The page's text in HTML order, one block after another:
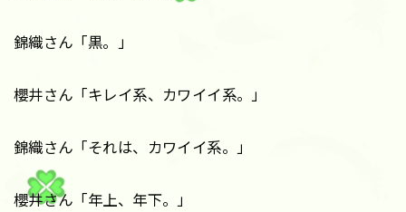
錦織さん「黒。」
櫻井さん「キレイ系、カワイイ系。」
錦織さん「それは、カワイイ系。」
櫻井さん「年上、年下。」